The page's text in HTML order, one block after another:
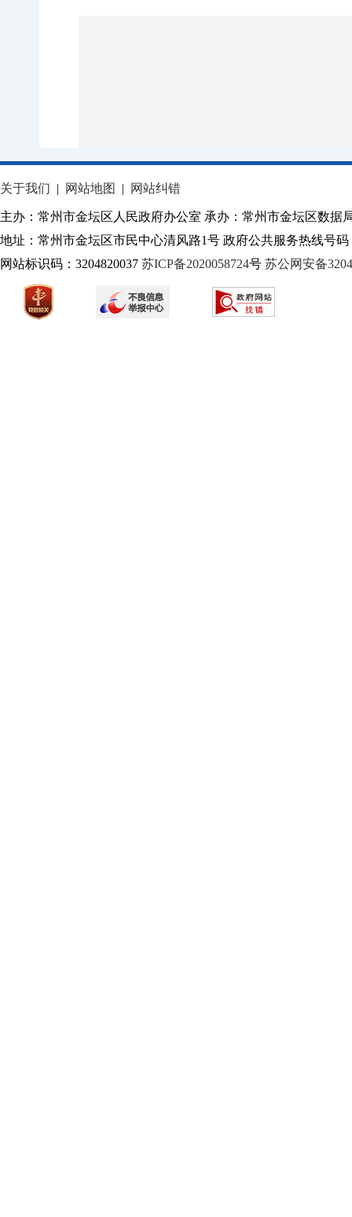
关于我们 | 网站地图 | 网站纠错
主办：常州市金坛区人民政府办公室 承办：常州市金坛区数据
地址：常州市金坛区市民中心清风路1号 政府公共服务热线号码
网站标识码：3204820037 苏ICP备2020058724号 苏公网安备